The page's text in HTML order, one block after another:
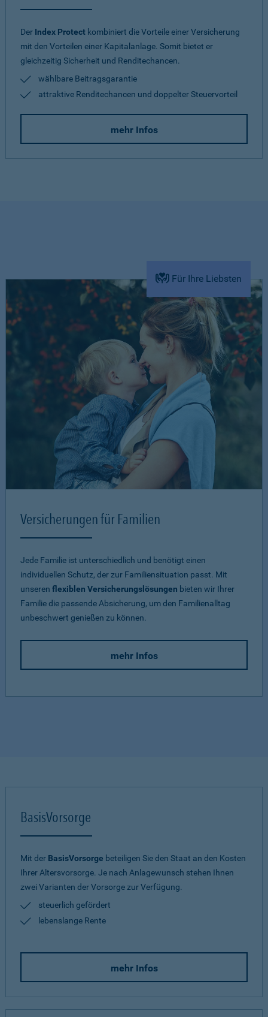
Der Index Protect kombiniert die Vorteile einer Versicherung
mit den Vorteilen einer Kapitalanlage. Somit bietet er
gleichzeitig Sicherheit und Renditechancen.
wählbare Beitragsgarantie
attraktive Renditechancen und doppelter Steuervorteil
mehr Infos
Für Ihre Liebsten
Versicherungen für Familien
Jede Familie ist unterschiedlich und benötigt einen
individuellen Schutz, der zur Familiensituation passt. Mit
unseren flexiblen Versicherungslösungen bieten wir Ihrer
Familie die passende Absicherung, um den Familienalltag
unbeschwert genießen zu können.
mehr Infos
BasisVorsorge
Mit der BasisVorsorge beteiligen Sie den Staat an den Kosten
Ihrer Altersvorsorge. Je nach Anlagewunsch stehen Ihnen
zwei Varianten der Vorsorge zur Verfügung.
steuerlich gefördert
lebenslange Rente
mehr Infos